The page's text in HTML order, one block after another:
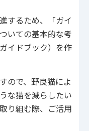
するため、「ガイ
いての基本的な考
イドブック）を作
ので、野良猫によ
な猫を減らしたい
り組む際、ご活用